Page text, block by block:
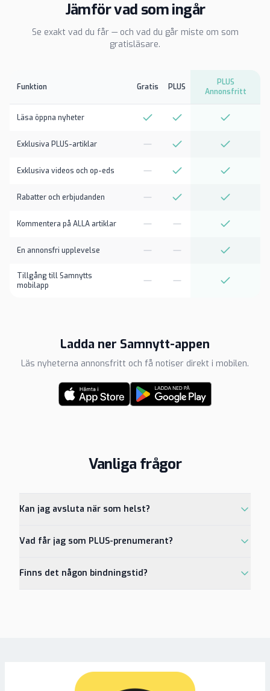
Jämför vad som ingår
Se exakt vad du får — och vad du går miste om som
gratisläsare.
Funktion Gratis PLUS
PLUS
Annonsfritt
Läsa öppna nyheter
Exklusiva PLUS-artiklar
Exklusiva videos och op-eds
Rabatter och erbjudanden
Kommentera på ALLA artiklar
En annonsfri upplevelse
Tillgång till Samnytts
mobilapp
Ladda ner Samnytt-appen
Läs nyheterna annonsfritt och få notiser direkt i mobilen.
Vanliga frågor
Kan jag avsluta när som helst?
Vad får jag som PLUS-prenumerant?
Finns det någon bindningstid?